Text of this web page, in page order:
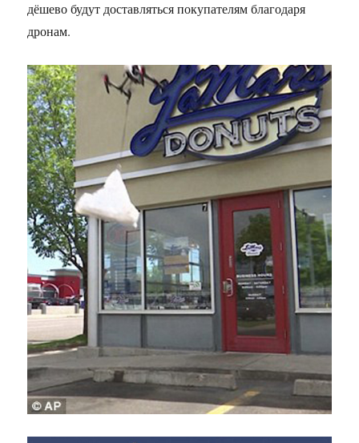
дёшево будут доставляться покупателям благодаря
дронам.